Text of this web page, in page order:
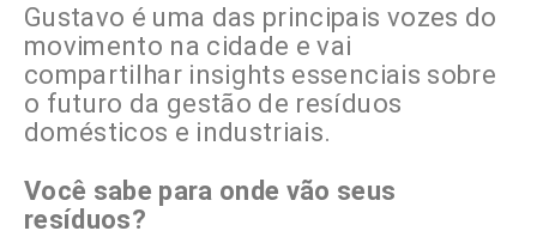
Gustavo é uma das principais vozes do
movimento na cidade e vai
compartilhar insights essenciais sobre
o futuro da gestão de resíduos
domésticos e industriais.
Você sabe para onde vão seus
resíduos?